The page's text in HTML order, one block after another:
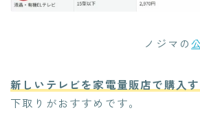
ノジマの
新しいテレビを家電量販店で購入
下取りがおすすめです。